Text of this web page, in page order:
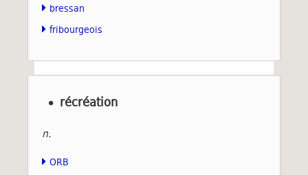
bressan
fribourgeois
récréation
n.
ORB